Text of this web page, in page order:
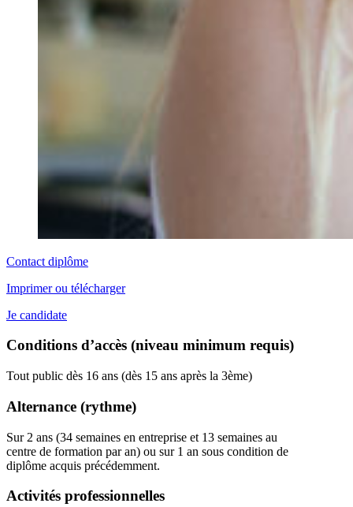
Contact diplôme
Imprimer ou télécharger
Je candidate
Conditions d’accès (niveau minimum requis)
Tout public dès 16 ans (dès 15 ans après la 3ème)
Alternance (rythme)
Sur 2 ans (34 semaines en entreprise et 13 semaines au
centre de formation par an) ou sur 1 an sous condition de
diplôme acquis précédemment.
Activités professionnelles